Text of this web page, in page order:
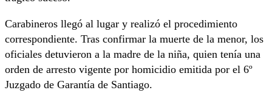
Carabineros llegó al lugar y realizó el procedimiento
correspondiente. Tras confirmar la muerte de la menor, los
oficiales detuvieron a la madre de la niña, quien tenía una
orden de arresto vigente por homicidio emitida por el 6º
Juzgado de Garantía de Santiago.